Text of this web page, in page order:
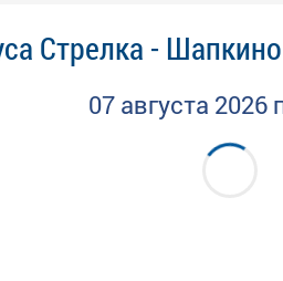
Стрелка - Шапкино
07 августа 2026